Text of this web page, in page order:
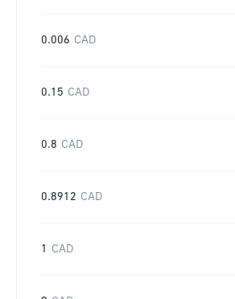
0.006 CAD
0.15 CAD
0.8 CAD
0.8912 CAD
1 CAD